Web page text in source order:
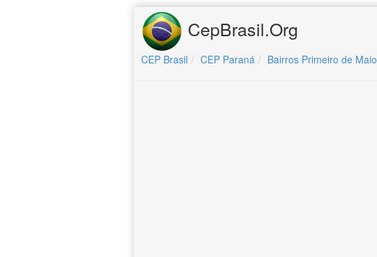
CepBrasil.Org
CEP Brasil CEP Paraná Bairros Primeiro de Maio